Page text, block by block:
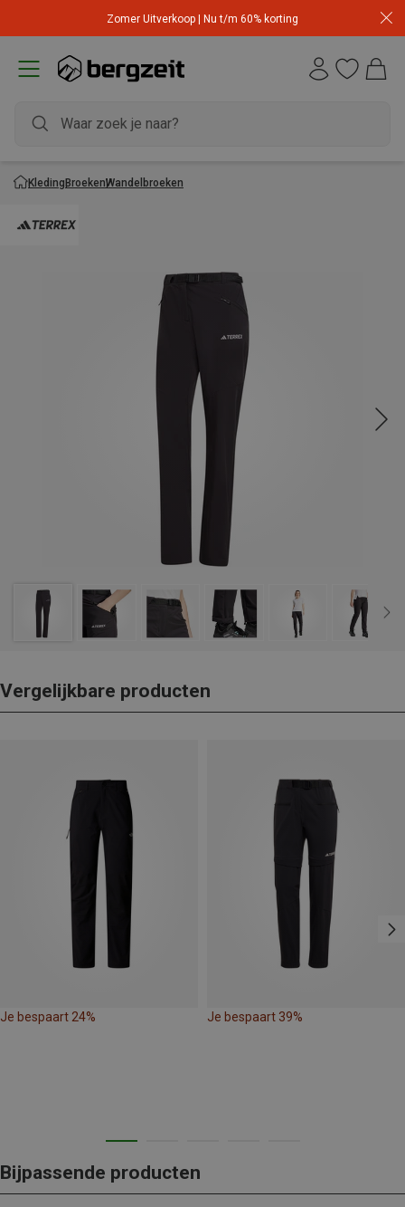
Zomer Uitverkoop | Nu t/m 60% korting
KledingBroekenWandelbroeken
Vergelijkbare producten
Je bespaart 24% Je bespaart 39%
Bijpassende producten